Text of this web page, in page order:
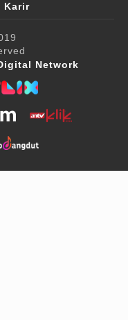
Karir
Network